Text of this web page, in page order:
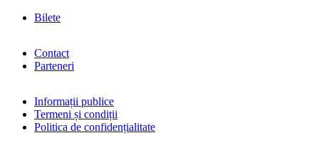
Bilete
Contact
Parteneri
Informații publice
Termeni și condiții
Politica de confidențialitate